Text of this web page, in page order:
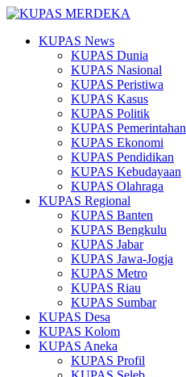
KUPAS News
KUPAS Dunia
KUPAS Nasional
KUPAS Peristiwa
KUPAS Kasus
KUPAS Politik
KUPAS Pemerintahan
KUPAS Ekonomi
KUPAS Pendidikan
KUPAS Kebudayaan
KUPAS Olahraga
KUPAS Regional
KUPAS Banten
KUPAS Bengkulu
KUPAS Jabar
KUPAS Jawa-Jogja
KUPAS Metro
KUPAS Riau
KUPAS Sumbar
KUPAS Desa
KUPAS Kolom
KUPAS Aneka
KUPAS Profil